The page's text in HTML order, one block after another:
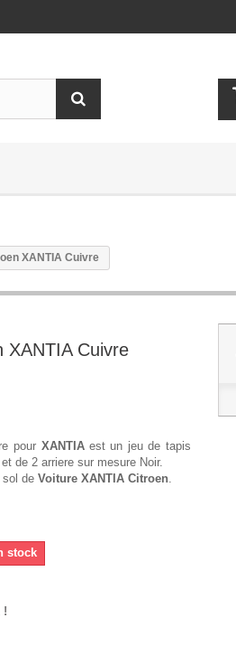
XANTIA Cuivre
XANTIA Cuivre
pour XANTIA est un jeu de tapis
de 2 arriere sur mesure Noir.
sol de Voiture XANTIA Citroen.
stock
!